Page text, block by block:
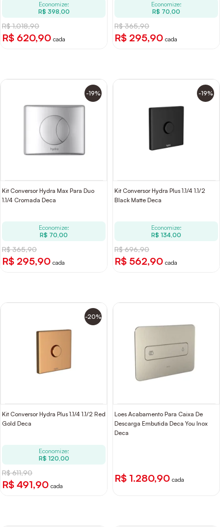
Economize:
R$ 398,00
R$ 1.018,90
R$ 620,90 cada
Economize:
R$ 70,00
R$ 365,90
R$ 295,90 cada
-19%
Kit Conversor Hydra Max Para Duo
1.1/4 Cromada Deca
Economize:
R$ 70,00
R$ 365,90
R$ 295,90 cada
-19%
Kit Conversor Hydra Plus 1.1/4 1.1/2
Black Matte Deca
Economize:
R$ 134,00
R$ 696,90
R$ 562,90 cada
-20%
Kit Conversor Hydra Plus 1.1/4 1.1/2 Red
Gold Deca
Economize:
R$ 120,00
R$ 611,90
R$ 491,90 cada
Loes Acabamento Para Caixa De
Descarga Embutida Deca You Inox
Deca
R$ 1.280,90 cada